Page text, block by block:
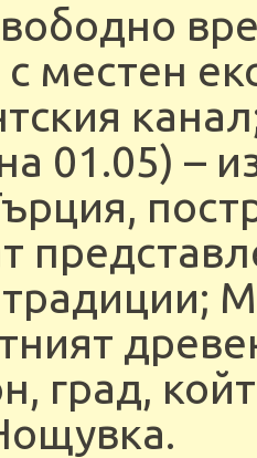
с местен
01.05) –
град,